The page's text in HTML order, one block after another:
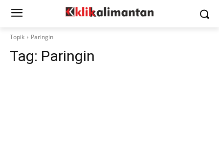
Topik Paringin
Tag: Paringin